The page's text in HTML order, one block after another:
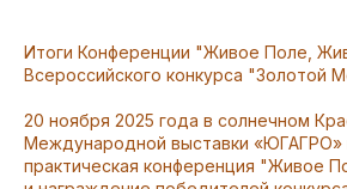
Итоги Конференции "Живое Поле,
Всероссийского конкурса "Золотой
20 ноября 2025 года в солнечном
Международной выставки «ЮГАГРО»
практическая конференция "Живое